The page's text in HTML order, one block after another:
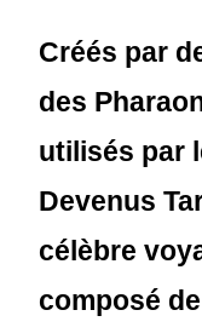
Créés par
des
utilisés par
Devenus
célèbre
composé